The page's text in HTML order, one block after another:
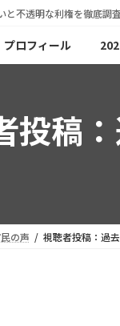
不透明な利権を徹底調査
プロフィール
投稿
の声 視聴者投稿：過